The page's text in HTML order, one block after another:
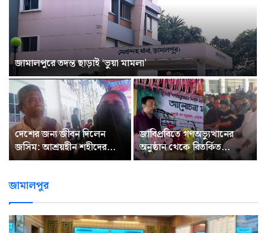
২০২৪-এর গণঅভ্যুত্থান: জামালপুরে কী কী ঘটেছিল?
আত্মগোপনে থেকে টানা ১৫
মাস বেতন তুললেন মাদরাসা
সুপার
বিদ্যালয়ে আর্থিক অনিয়ম ও
শিক্ষকের জোড়া চাকরির
অভিযোগ
জামালপুর